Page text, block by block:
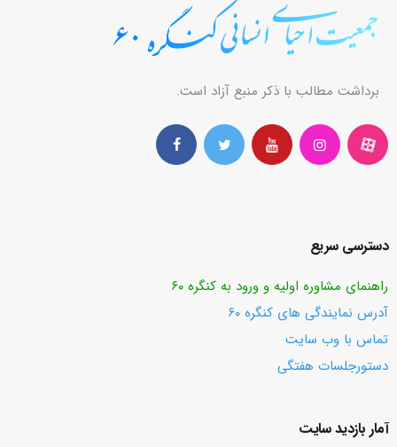
برداشت مطالب با ذکر منبع آزاد است.
دسترسی سریع
راهنمای مشاوره اولیه و ورود به کنگره ۶۰
آدرس نمایندگی های کنگره ۶۰
تماس با وب ‌سایت
دستورجلسات هفتگی
آمار بازدید سایت